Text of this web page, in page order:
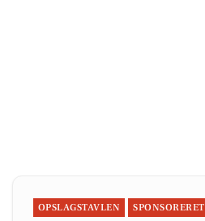
OPSLAGSTAVLEN SPONSORERET